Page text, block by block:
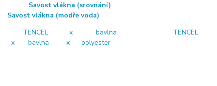
Savost vlákna (srovnání)
Savost vlákna (modře voda)
TENCEL x bavlna TENCEL
x bavlna x polyester